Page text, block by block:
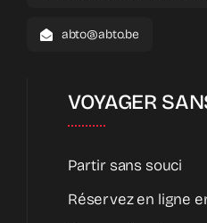
abto@abto.be
VOYAGER
Partir sans souci
Réservez en ligne